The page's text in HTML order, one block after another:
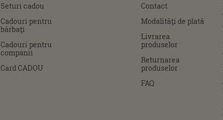
Seturi cadou
Cadouri pentru
bărbaţi
Cadouri pentru
companii
Card CADOU
Contact
Modalităţi de plată
Livrarea
produselor
Returnarea
produselor
FAQ